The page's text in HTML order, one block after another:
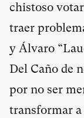
chistoso
traer
y Álvaro
Del Caño de
por no ser
transformar a